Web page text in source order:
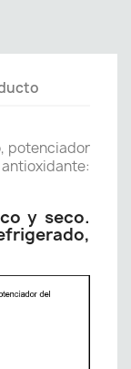
potenciador
y seco.